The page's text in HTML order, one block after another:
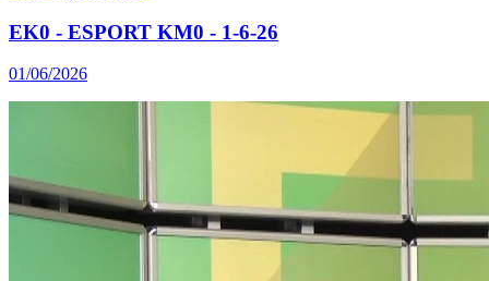
EK0 - ESPORT KM0 - 1-6-26
01/06/2026